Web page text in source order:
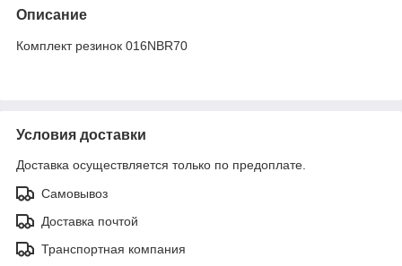
Описание
Комплект резинок 016NBR70
Условия доставки
Доставка осуществляется только по предоплате.
Самовывоз
Доставка почтой
Транспортная компания